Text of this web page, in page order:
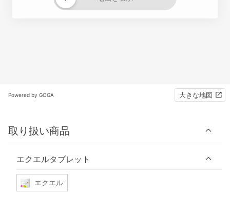
Powered by GOGA 大きな地図
取り扱い商品
エクエルタブレット
エクエル